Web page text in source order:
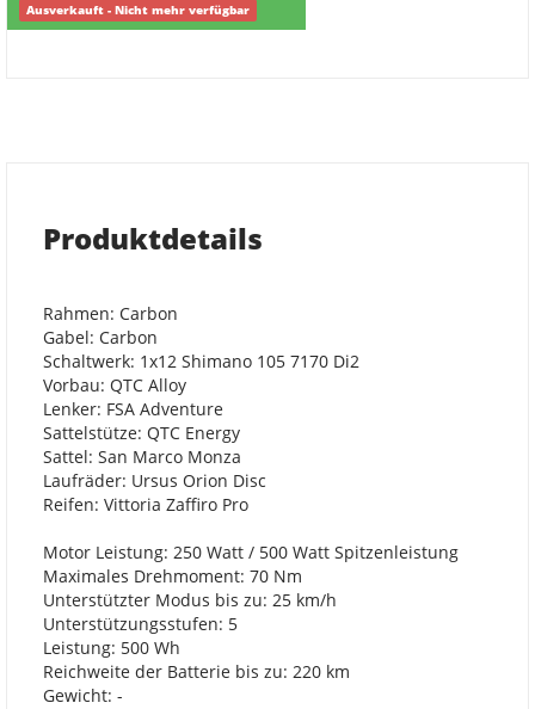
Ausverkauft - Nicht mehr verfügbar
Produktdetails
Rahmen: Carbon
Gabel: Carbon
Schaltwerk: 1x12 Shimano 105 7170 Di2
Vorbau: QTC Alloy
Lenker: FSA Adventure
Sattelstütze: QTC Energy
Sattel: San Marco Monza
Laufräder: Ursus Orion Disc
Reifen: Vittoria Zaffiro Pro
Motor Leistung: 250 Watt / 500 Watt Spitzenleistung
Maximales Drehmoment: 70 Nm
Unterstützter Modus bis zu: 25 km/h
Unterstützungsstufen: 5
Leistung: 500 Wh
Reichweite der Batterie bis zu: 220 km
Gewicht: -